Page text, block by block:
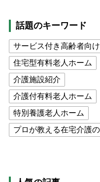
話題のキーワード
サービス付き高齢者向
住宅型有料老人ホーム
介護施設紹介
介護付有料老人ホーム
特別養護老人ホーム
プロが教える在宅介護
猫が母になつきません